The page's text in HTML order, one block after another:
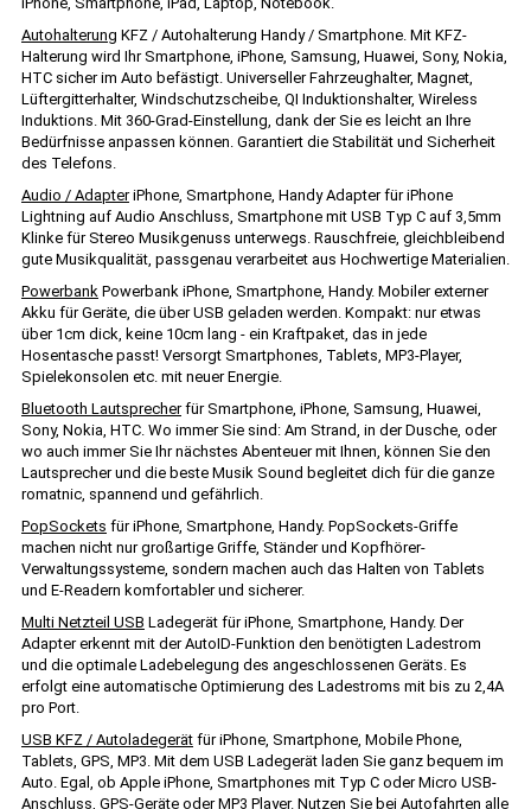
Autohalterung KFZ / Autohalterung Handy / Smartphone. Mit KFZ-
Halterung wird Ihr Smartphone, iPhone, Samsung, Huawei, Sony, Nokia,
HTC sicher im Auto befästigt. Universeller Fahrzeughalter, Magnet,
Lüftergitterhalter, Windschutzscheibe, QI Induktionshalter, Wireless
Induktions. Mit 360-Grad-Einstellung, dank der Sie es leicht an Ihre
Bedürfnisse anpassen können. Garantiert die Stabilität und Sicherheit
des Telefons.
Audio / AdapteriPhone, Smartphone, Handy Adapter für iPhone
Lightning auf Audio Anschluss, Smartphone mit USB Typ C auf 3,5mm
Klinke für Stereo Musikgenuss unterwegs. Rauschfreie, gleichbleibend
gute Musikqualität, passgenau verarbeitet aus Hochwertige Materialien.
Powerbank Powerbank iPhone, Smartphone, Handy. Mobiler externer
Akku für Geräte, die über USB geladen werden. Kompakt: nur etwas
über 1cm dick, keine 10cm lang - ein Kraftpaket, das in jede
Hosentasche passt! Versorgt Smartphones, Tablets, MP3-Player,
Spielekonsolen etc. mit neuer Energie.
Bluetooth Lautsprecherfür Smartphone, iPhone, Samsung, Huawei,
Sony, Nokia, HTC. Wo immer Sie sind: Am Strand, in der Dusche, oder
wo auch immer Sie Ihr nächstes Abenteuer mit Ihnen, können Sie den
Lautsprecher und die beste Musik Sound begleitet dich für die ganze
romatnic, spannend und gefährlich.
PopSockets für iPhone, Smartphone, Handy. PopSockets-Griffe
machen nicht nur großartige Griffe, Ständer und Kopfhörer-
Verwaltungssysteme, sondern machen auch das Halten von Tablets
und E-Readern komfortabler und sicherer.
Multi Netzteil USB Ladegerät für iPhone, Smartphone, Handy. Der
Adapter erkennt mit der AutoID-Funktion den benötigten Ladestrom
und die optimale Ladebelegung des angeschlossenen Geräts. Es
erfolgt eine automatische Optimierung des Ladestroms mit bis zu 2,4A
pro Port.
USB KFZ / Autoladegerät für iPhone, Smartphone, Mobile Phone,
Tablets, GPS, MP3. Mit dem USB Ladegerät laden Sie ganz bequem im
Auto. Egal, ob Apple iPhone, Smartphones mit Typ C oder Micro USB-
Anschluss, GPS-Geräte oder MP3 Player. Nutzen Sie bei Autofahrten alle